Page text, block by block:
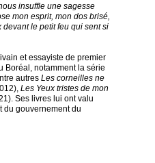
insuffle une sagesse
mon esprit, mon dos brisé,
devant le petit feu qui sent si
et essayiste de premier
Boréal, notamment la série
autres Les corneilles ne
Les Yeux tristes de mon
Ses livres lui ont valu
du gouvernement du